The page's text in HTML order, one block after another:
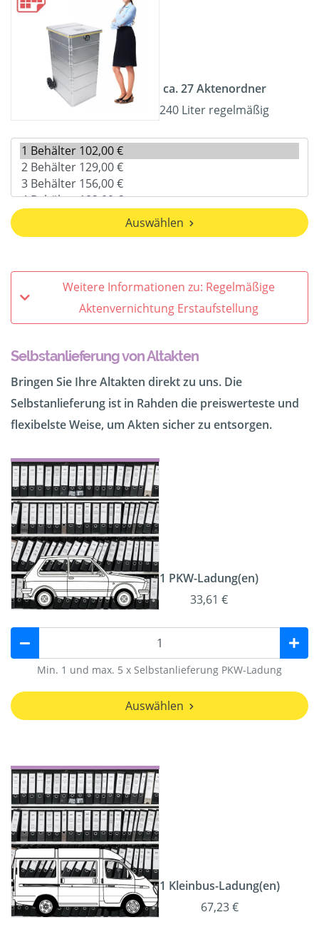
ca. 27 Aktenordner
240 Liter regelmäßig
Auswählen
Weitere Informationen zu: Regelmäßige
Aktenvernichtung Erstaufstellung
Selbstanlieferung von Altakten
Bringen Sie Ihre Altakten direkt zu uns. Die
Selbstanlieferung ist in Rahden die preiswerteste und
flexibelste Weise, um Akten sicher zu entsorgen.
1 PKW-Ladung(en)
33,61 €
Min. 1 und max. 5 x Selbstanlieferung PKW-Ladung
Auswählen
1 Kleinbus-Ladung(en)
67,23 €